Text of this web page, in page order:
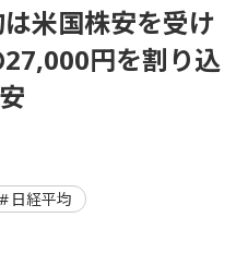
は米国株安を受け
円を割り込
日経平均